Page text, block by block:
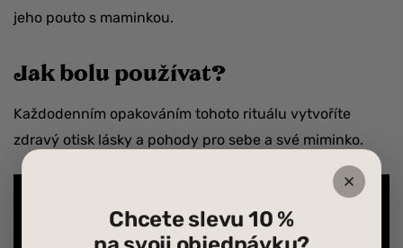
jeho pouto s maminkou.
Jak bolu používat?
Každodenním opakováním tohoto rituálu vytvoříte
zdravý otisk lásky a pohody pro sebe a své miminko.
Chcete slevu 10 %